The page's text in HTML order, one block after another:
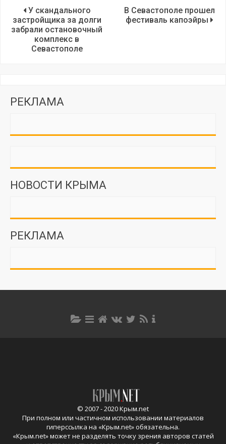
У скандального
застройщика за долги
забрали остановочный
комплекс в
Севастополе
В Севастополе прошел
фестиваль капоэйры
РЕКЛАМА
НОВОСТИ КРЫМА
РЕКЛАМА
© 2007 - 2020 Крым.net
При полном или частичном использовании материалов
гиперссылка на «Крым.net» обязательна.
«Крым.net» может не разделять точку зрения авторов статей